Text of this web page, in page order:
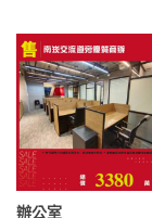
辦公室